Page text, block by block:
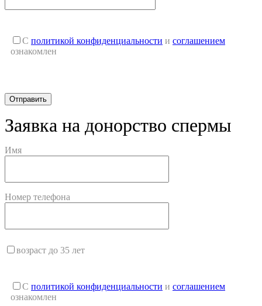
С политикой конфиденциальности и соглашением
ознакомлен
Заявка на донорство спермы
Имя
Номер телефона
возраст до 35 лет
С политикой конфиденциальности и соглашением
ознакомлен